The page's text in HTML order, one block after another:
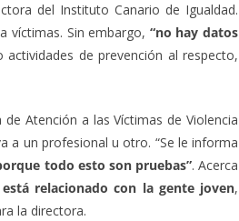
del Instituto Canario de Igualdad.
víctimas. Sin embargo, “no hay datos
de prevención al respecto,
Atención a las Víctimas de Violencia
a un profesional u otro. “Se le informa
todo esto son pruebas”. Acerca
relacionado con la gente joven,
la directora.